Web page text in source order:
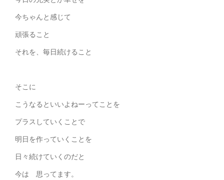
今ちゃんと感じて
頑張ること
それを、毎日続けること
そこに
こうなるといいよねーってことを
プラスしていくことで
明日を作っていくことを
日々続けていくのだと
今は 思ってます。